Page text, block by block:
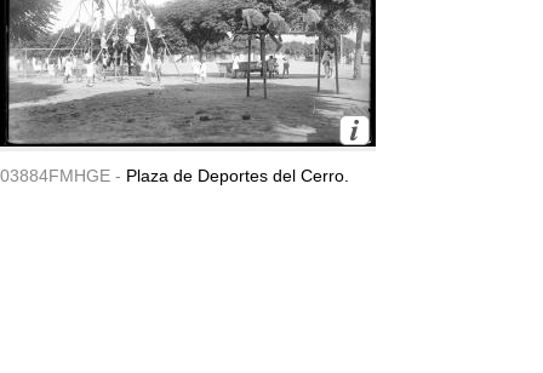
03884FMHGE - Plaza de Deportes del Cerro.